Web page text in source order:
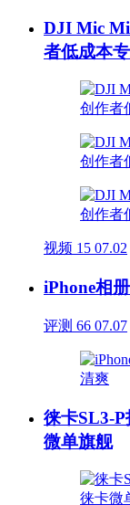
DJI Mic
者低成本
视频 15 07.02
iPhone相
评测 66 07.07
徕卡SL3-
微单旗舰